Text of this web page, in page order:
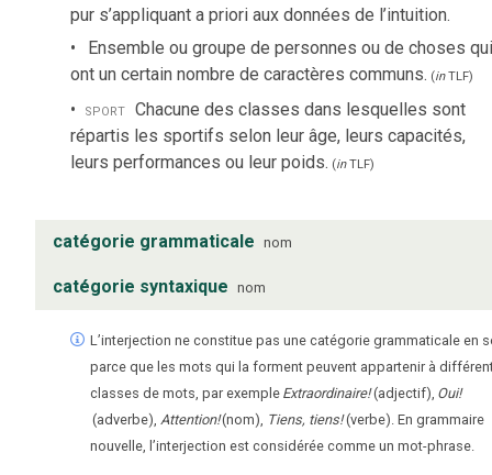
pur s’appliquant a priori aux données de l’intuition.
Ensemble ou groupe de personnes ou de choses
ont un certain nombre de caractères communs. (inTLF)
sport Chacune des classes dans lesquelles sont
répartis les sportifs selon leur âge, leurs capacités,
leurs performances ou leur poids. (inTLF)
catégorie grammaticale nom
catégorie syntaxique nom
L’interjection ne constitue pas une catégorie grammaticale en
parce que les mots qui la forment peuvent appartenir à
classes de mots, par exemple Extraordinaire!(adjectif), Oui!
(adverbe), Attention!(nom), Tiens, tiens! (verbe). En grammaire
nouvelle, l’interjection est considérée comme un mot-phrase.